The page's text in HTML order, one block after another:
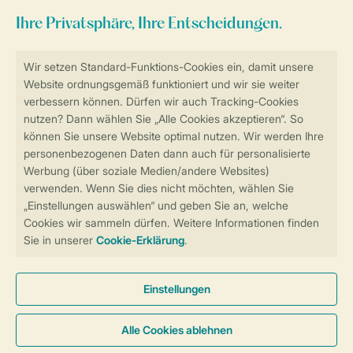
Sicherstellung Deiner Privatsphäre
Sicher und schnell zur Online-Buchung
Sichere Datenübertragung
Sicheres Bezahlen
Cookies und Banner
Barrierefreiheit